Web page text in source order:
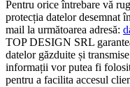
Pentru orice întrebare vă
protecția datelor desemnat
mail la următoarea adresă:
TOP DESIGN SRL
datelor găzduite și
informații vor putea fi
pentru a facilita accesul